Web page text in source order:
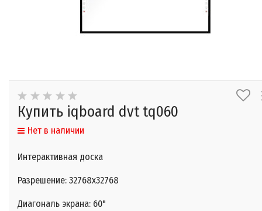
Купить iqboard dvt tq060
Нет в наличии
Интерактивная доска
Разрешение: 32768х32768
Диагональ экрана: 60"